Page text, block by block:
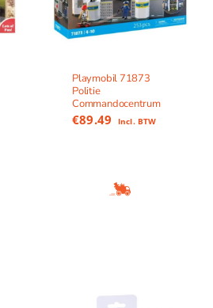
Playmobil 71873
Politie
Commandocentrum
€89.49 Incl. BTW